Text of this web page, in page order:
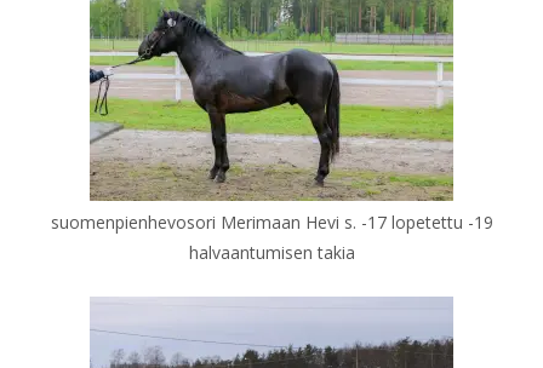
suomenpienhevosori Merimaan Hevi s. -17 lopetettu -19
halvaantumisen takia